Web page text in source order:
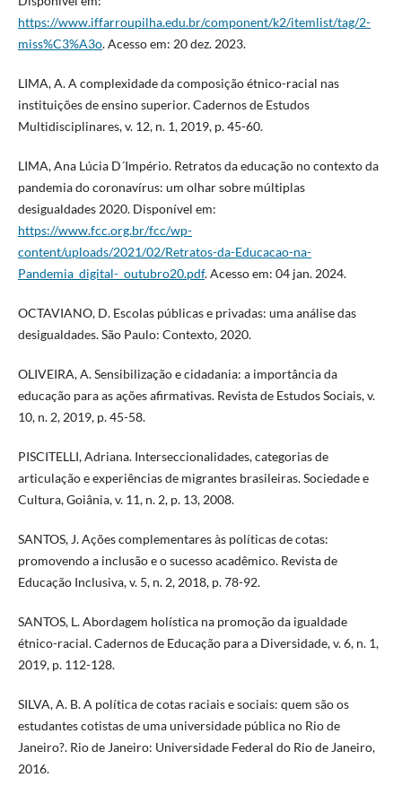
https://www.iffarroupilha.edu.br/component/k2/itemlist/tag/2-
miss%C3%A3o. Acesso em: 20 dez. 2023.
LIMA, A. A complexidade da composição étnico-racial nas
instituições de ensino superior. Cadernos de Estudos
Multidisciplinares, v. 12, n. 1, 2019, p. 45-60.
LIMA, Ana Lúcia D´Império. Retratos da educação no contexto da
pandemia do coronavírus: um olhar sobre múltiplas
desigualdades 2020. Disponível em:
https://www.fcc.org.br/fcc/wp-
content/uploads/2021/02/Retratos-da-Educacao-na-
Pandemia_digital-_outubro20.pdf. Acesso em: 04 jan. 2024.
OCTAVIANO, D. Escolas públicas e privadas: uma análise das
desigualdades. São Paulo: Contexto, 2020.
OLIVEIRA, A. Sensibilização e cidadania: a importância da
educação para as ações afirmativas. Revista de Estudos Sociais, v.
10, n. 2, 2019, p. 45-58.
PISCITELLI, Adriana. Interseccionalidades, categorias de
articulação e experiências de migrantes brasileiras. Sociedade e
Cultura, Goiânia, v. 11, n. 2, p. 13, 2008.
SANTOS, J. Ações complementares às políticas de cotas:
promovendo a inclusão e o sucesso acadêmico. Revista de
Educação Inclusiva, v. 5, n. 2, 2018, p. 78-92.
SANTOS, L. Abordagem holística na promoção da igualdade
étnico-racial. Cadernos de Educação para a Diversidade, v. 6, n. 1,
2019, p. 112-128.
SILVA, A. B. A política de cotas raciais e sociais: quem são os
estudantes cotistas de uma universidade pública no Rio de
Janeiro?. Rio de Janeiro: Universidade Federal do Rio de Janeiro,
2016.